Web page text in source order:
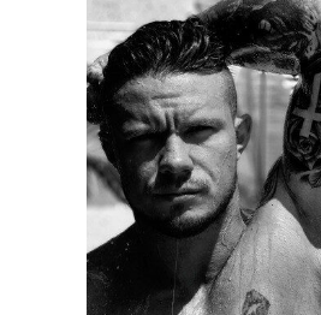
Владимир
15000₽ 30000₽